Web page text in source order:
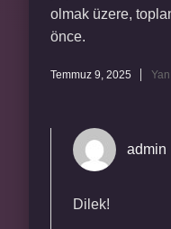
olmak üzere,
önce.
Temmuz 9, 2025
admin
Dilek!